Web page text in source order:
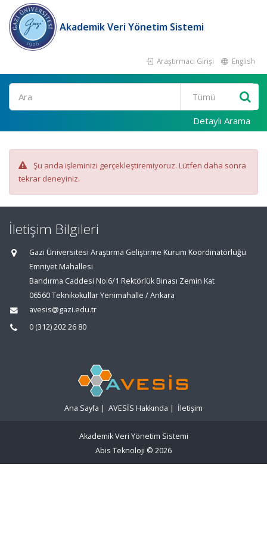
Akademik Veri Yönetim Sistemi
Araştırmacı Girişi English
Ara
Detaylı Arama
Şu anda işleminizi gerçekleştiremiyoruz. Lütfen daha sonra
tekrar deneyiniz.
İletişim Bilgileri
Gazi Üniversitesi Araştırma Geliştirme Kurum Koordinatörlüğü
Emniyet Mahallesi
Bandırma Caddesi No:6/1 Rektörlük Binası Zemin Kat
06560 Teknikokullar Yenimahalle / Ankara
avesis@gazi.edu.tr
0 (312) 202 26 80
Ana Sayfa | AVESİS Hakkında | İletişim
Akademik Veri Yönetim Sistemi
Abis Teknoloji © 2026